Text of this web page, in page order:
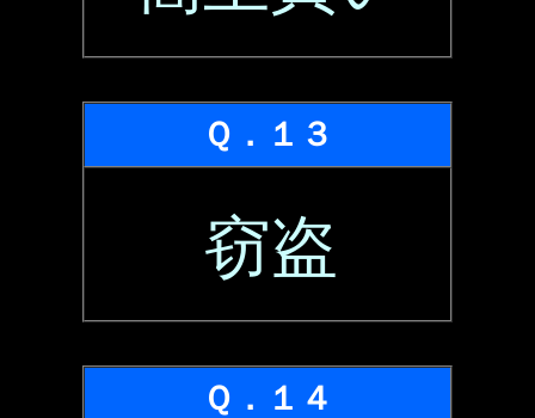
Ｑ．１３
窃盗
Ｑ．１４